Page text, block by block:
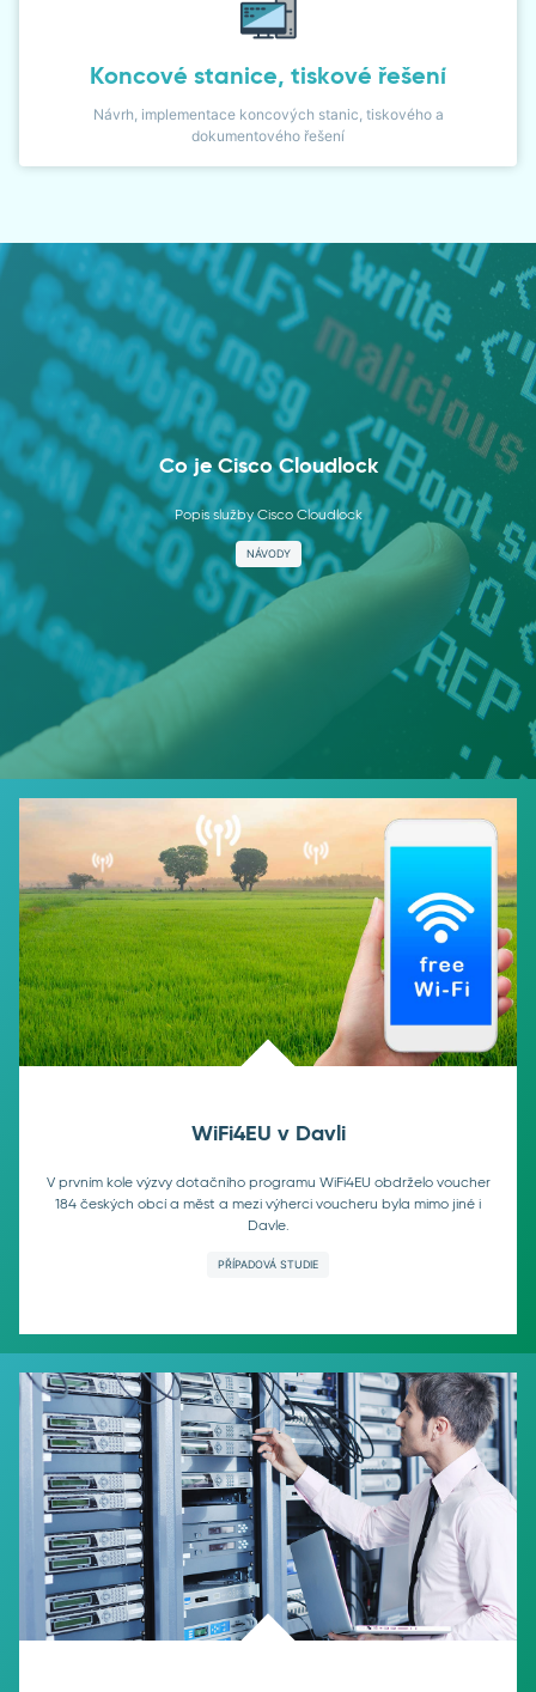
Koncové stanice, tiskové řešení
Návrh, implementace koncových stanic, tiskového a
dokumentového řešení
Co je Cisco Cloudlock
Popis služby Cisco Cloudlock
NÁVODY
WiFi4EU v Davli
V prvním kole výzvy dotačního programu WiFi4EU obdrželo voucher
184 českých obcí a měst a mezi výherci voucheru byla mimo jiné i
Davle.
PŘÍPADOVÁ STUDIE